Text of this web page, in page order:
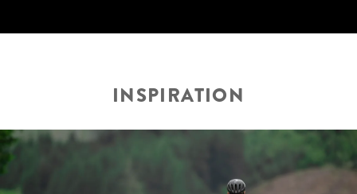
INSPIRATION